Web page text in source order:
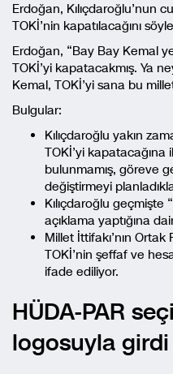
Erdoğan, Kılıçdaroğlu’nun
TOKİ’nin kapatılacağını
Erdoğan, “Bay Bay Kemal
TOKİ’yi kapatacakmış. Ya
Kemal, TOKİ’yi sana bu
Bulgular:
Kılıçdaroğlu yakın
TOKİ’yi
bulunmamış, göreve
değiştirmeyi
Kılıçdaroğlu geçmişte
açıklama yaptığına
Millet İttifakı’nın
TOKİ’nin şeffaf ve
ifade ediliyor.
HÜDA-PAR
logosuyla girdi